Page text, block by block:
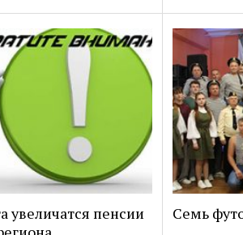
увеличатся пенсии
Семь